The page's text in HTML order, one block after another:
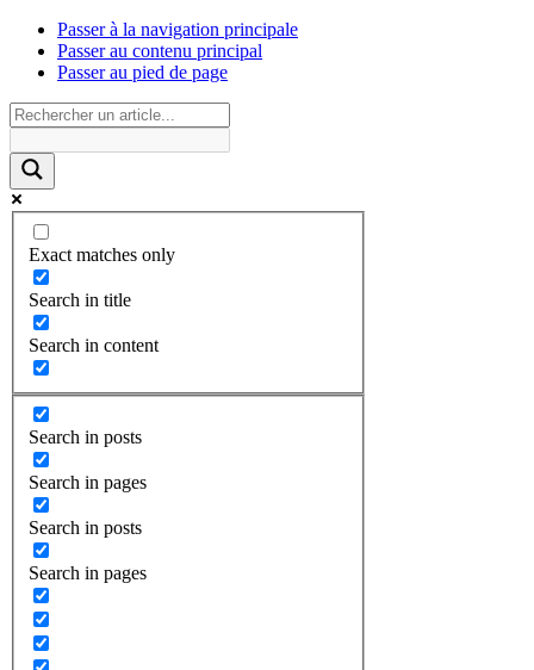
Passer à la navigation principale
Passer au contenu principal
Passer au pied de page
Exact matches only
Search in title
Search in content
Search in posts
Search in pages
Search in posts
Search in pages